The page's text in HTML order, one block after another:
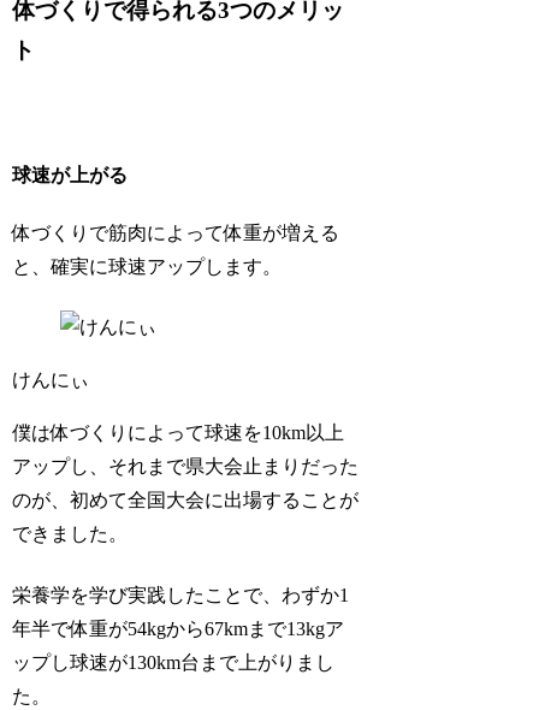
体づくりで得られる3つのメリッ
ト
球速が上がる
体づくりで筋肉によって体重が増える
と、確実に球速アップします。
けんにぃ
僕は体づくりによって球速を10km以上
アップし、それまで県大会止まりだった
のが、初めて全国大会に出場することが
できました。
栄養学を学び実践したことで、わずか1
年半で体重が54kgから67kmまで13kgア
ップし球速が130km台まで上がりまし
た。